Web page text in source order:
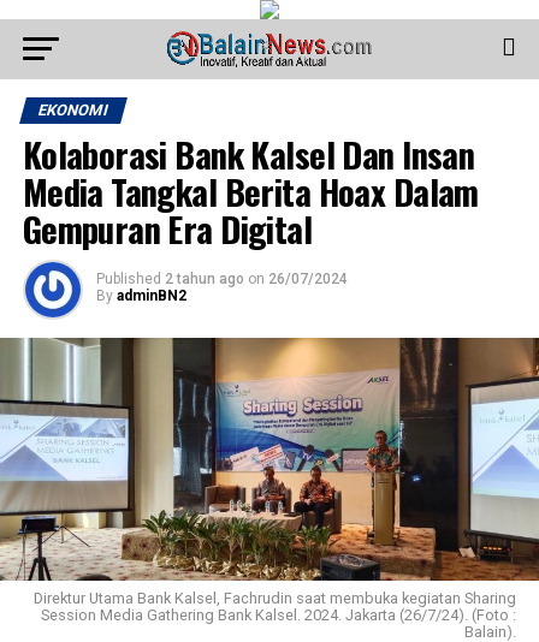
EKONOMI
Kolaborasi Bank Kalsel Dan Insan
Media Tangkal Berita Hoax Dalam
Gempuran Era Digital
Published 2 tahun ago on 26/07/2024
By adminBN2
Direktur Utama Bank Kalsel, Fachrudin saat membuka kegiatan Sharing
Session Media Gathering Bank Kalsel. 2024. Jakarta (26/7/24). (Foto :
Balain).